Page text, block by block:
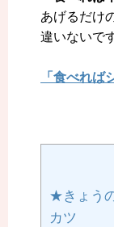
あげるだけ
違いないで
「食べれば
★きょう
カツ